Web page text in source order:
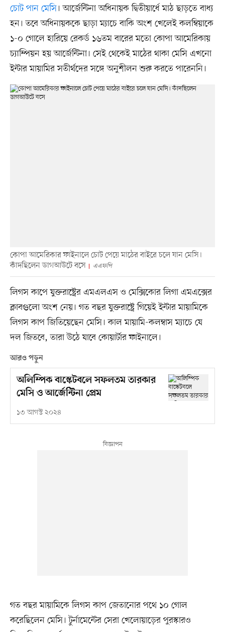
চোট পান মেসি। আর্জেন্টিনা অধিনায়ক দ্বিতীয়ার্ধে মাঠ ছাড়তে বাধ্য
হন। তবে অধিনায়ককে ছাড়া ম্যাচে বাকি অংশ খেলেই কলম্বিয়াকে
১-০ গোলে হারিয়ে রেকর্ড ১৬তম বারের মতো কোপা আমেরিকায়
চ্যাম্পিয়ন হয় আর্জেন্টিনা। সেই থেকেই মাঠের থাকা মেসি এখনো
ইন্টার মায়ামির সতীর্থদের সঙ্গে অনুশীলন শুরু করতে পারেননি।
কোপা আমেরিকার ফাইনালে চোট পেয়ে মাঠের বাইরে চলে যান মেসি।
কাঁদছিলেন ডাগআউটে বসে
এএফপি
লিগস কাপে যুক্তরাষ্ট্রের এমএলএস ও মেক্সিকোর লিগা এমএক্সের
ক্লাবগুলো অংশ নেয়। গত বছর যুক্তরাষ্ট্রে গিয়েই ইন্টার মায়ামিকে
লিগস কাপ জিতিয়েছেন মেসি। কাল মায়ামি-কলম্বাস ম্যাচে যে
দল জিতবে, তারা উঠে যাবে কোয়ার্টার ফাইনালে।
আরও পড়ুন
অলিম্পিক বাস্কেটবলে সফলতম তারকার
মেসি ও আর্জেন্টিনা প্রেম
১৩ আগস্ট ২০২৪
গত বছর মায়ামিকে লিগস কাপ জেতানোর পথে ১০ গোল
করেছিলেন মেসি। টুর্নামেন্টের সেরা খেলোয়াড়ের পুরস্কারও